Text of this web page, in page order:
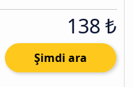
138 ₺
Şimdi ara